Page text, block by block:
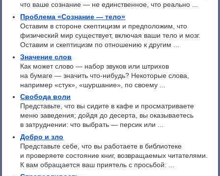
что ваше сознание — не единственное, что реально ...
Проблема «Сознание — тело»
Оставим в стороне скептицизм и предположим, что
физический мир существует, включая ваши тело и мозг.
Оставим и скептицизм по отношению к другим ...
Значение слов
Как может слово — набор звуков или штрихов
на бумаге — значить что-нибудь? Некоторые слова,
например «стук», «шуршание», по своему ...
Свобода воли
Представьте, что вы сидите в кафе и просматриваете
меню заведения; дойдя до десерта, вы оказываетесь
в затруднении: что выбрать — персик или ...
Добро и зло
Представьте себе, что вы работаете в библиотеке
и проверяете состояние книг, возвращаемых читателями.
К вам обращается ваш приятель с просьбой: ...